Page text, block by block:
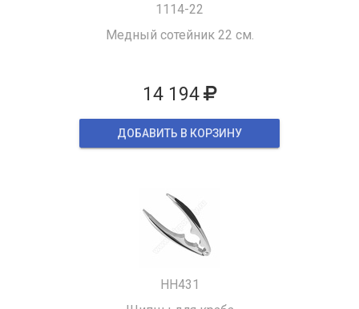
1114-22
Медный сотейник 22 см.
14 194
ДОБАВИТЬ В КОРЗИНУ
HH431